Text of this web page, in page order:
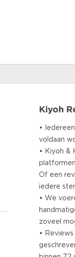
Kiyoh
•
voldaan
• Kiyoh &
Of een
iedere
• We
zoveel
•